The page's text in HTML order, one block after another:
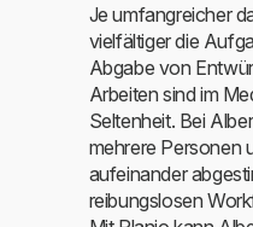
Je umfangreicher
vielfältiger die
Abgabe von
Arbeiten sind im
Seltenheit. Bei
mehrere Personen
aufeinander
reibungslosen